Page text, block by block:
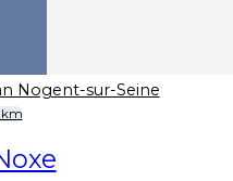
Nogent-sur-Seine
km